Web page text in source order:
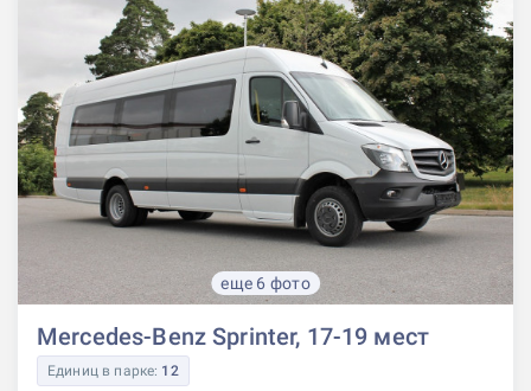
еще 6 фото
Mercedes-Benz Sprinter, 17-19 мест
Единиц в парке: 12